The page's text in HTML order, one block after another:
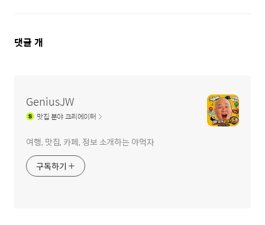
댓
댓글 개
GeniusJW
맛집분야 크리에이터
여행, 맛집, 카페, 정보 소개하는 야먹자
구독하기